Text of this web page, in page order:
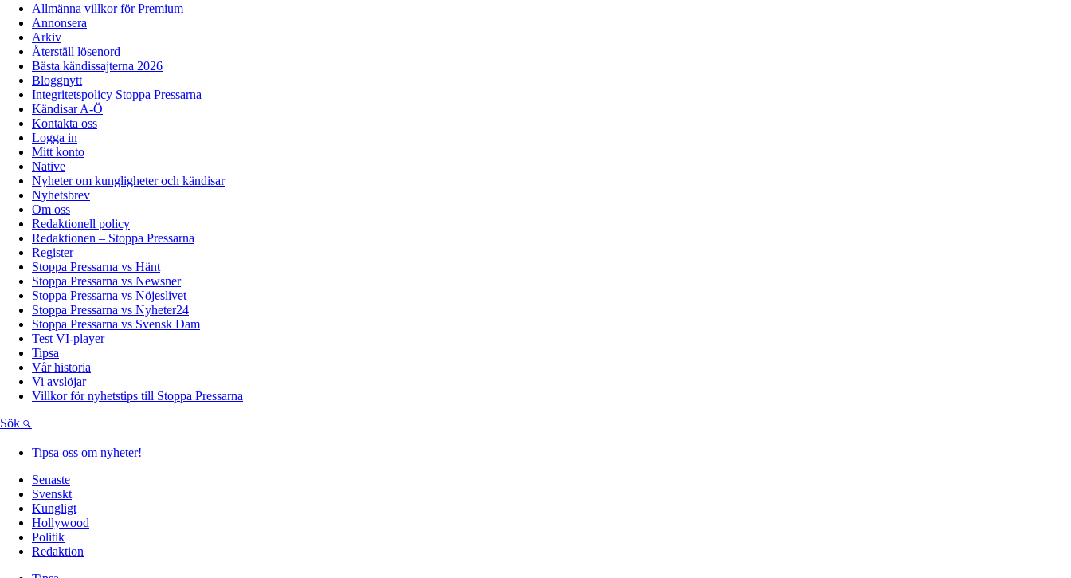
Allmänna villkor för Premium
Annonsera
Arkiv
Återställ lösenord
Bästa kändissajterna 2026
Bloggnytt
Integritetspolicy Stoppa Pressarna
Kändisar A-Ö
Kontakta oss
Logga in
Mitt konto
Native
Nyheter om kungligheter och kändisar
Nyhetsbrev
Om oss
Redaktionell policy
Redaktionen – Stoppa Pressarna
Register
Stoppa Pressarna vs Hänt
Stoppa Pressarna vs Newsner
Stoppa Pressarna vs Nöjeslivet
Stoppa Pressarna vs Nyheter24
Stoppa Pressarna vs Svensk Dam
Test VI-player
Tipsa
Vår historia
Vi avslöjar
Villkor för nyhetstips till Stoppa Pressarna
Sök
Tipsa oss om nyheter!
Senaste
Svenskt
Kungligt
Hollywood
Politik
Redaktion